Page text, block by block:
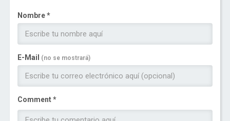
Nombre *
E-Mail (no se mostrará)
Comment *